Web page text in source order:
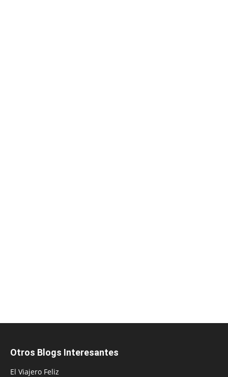
Otros Blogs Interesantes
El Viajero Feliz